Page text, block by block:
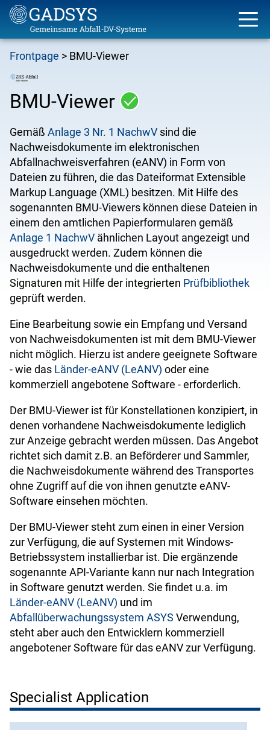
Skip
main
content
Breadcrumb
Frontpage BMU-Viewer
BMU-Viewer
Gemäß Anlage 3 Nr. 1 NachwV sind die
Nachweisdokumente im elektronischen
Abfallnachweisverfahren (eANV) in Form von
Dateien zu führen, die das Dateiformat Extensible
Markup Language (XML) besitzen. Mit Hilfe des
sogenannten BMU-Viewers können diese Dateien in
einem den amtlichen Papierformularen gemäß
Anlage 1 NachwV ähnlichen Layout angezeigt und
ausgedruckt werden. Zudem können die
Nachweisdokumente und die enthaltenen
Signaturen mit Hilfe der integrierten Prüfbibliothek
geprüft werden.
Eine Bearbeitung sowie ein Empfang und Versand
von Nachweisdokumenten ist mit dem BMU-Viewer
nicht möglich. Hierzu ist andere geeignete Software
- wie das Länder-eANV (LeANV) oder eine
kommerziell angebotene Software - erforderlich.
Der BMU-Viewer ist für Konstellationen konzipiert, in
denen vorhandene Nachweisdokumente lediglich
zur Anzeige gebracht werden müssen. Das Angebot
richtet sich damit z.B. an Beförderer und Sammler,
die Nachweisdokumente während des Transportes
ohne Zugriff auf die von ihnen genutzte eANV-
Software einsehen möchten.
Der BMU-Viewer steht zum einen in einer Version
zur Verfügung, die auf Systemen mit Windows-
Betriebssystem installierbar ist. Die ergänzende
sogenannte API-Variante kann nur nach Integration
in Software genutzt werden. Sie findet u.a. im
Länder-eANV (LeANV) und im
Abfallüberwachungssystem ASYS Verwendung,
steht aber auch den Entwicklern kommerziell
angebotener Software für das eANV zur Verfügung.
Specialist Application